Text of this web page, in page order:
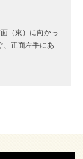
（東）に向かっ
、正面左手にあ